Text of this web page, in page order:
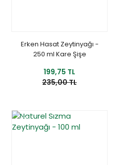
Erken Hasat Zeytinyağı -
250 ml Kare Şişe
199,75 TL
235,00 TL
YENİ